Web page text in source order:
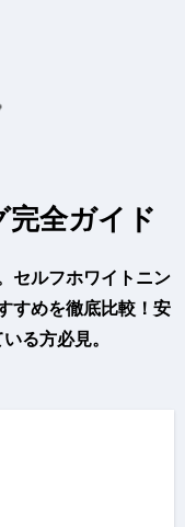
全ガイド
セルフホワイトニン
すめを徹底比較！安
る方必見。